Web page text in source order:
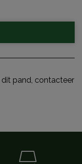
pand, contacteer